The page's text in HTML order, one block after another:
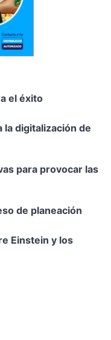
el éxito
la digitalización de
para provocar las
de planeación
Einstein y los